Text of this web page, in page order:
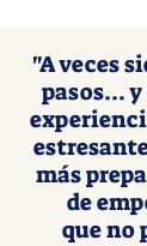
"A veces
pasos...
más
de
que no